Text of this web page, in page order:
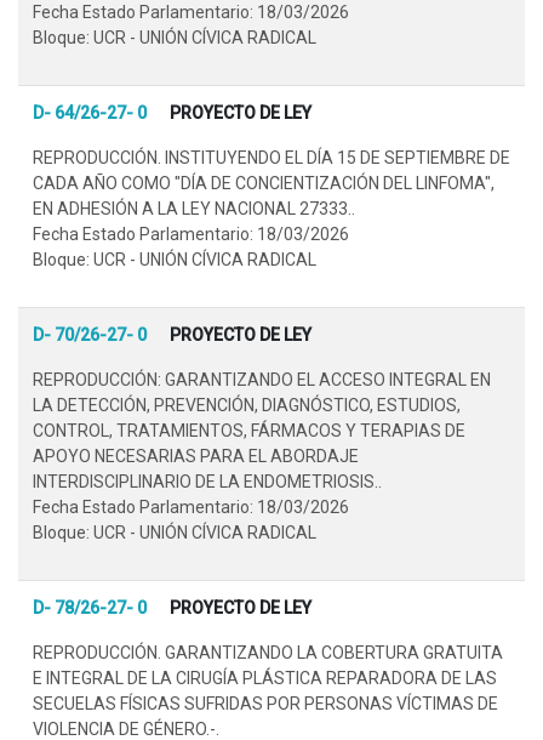
Fecha Estado Parlamentario: 18/03/2026
Bloque: UCR - UNIÓN CÍVICA RADICAL
D- 64/26-27- 0 PROYECTO DE LEY
REPRODUCCIÓN. INSTITUYENDO EL DÍA 15 DE SEPTIEMBRE DE
CADA AÑO COMO "DÍA DE CONCIENTIZACIÓN DEL LINFOMA",
EN ADHESIÓN A LA LEY NACIONAL 27333..
Fecha Estado Parlamentario: 18/03/2026
Bloque: UCR - UNIÓN CÍVICA RADICAL
D- 70/26-27- 0 PROYECTO DE LEY
REPRODUCCIÓN: GARANTIZANDO EL ACCESO INTEGRAL EN
LA DETECCIÓN, PREVENCIÓN, DIAGNÓSTICO, ESTUDIOS,
CONTROL, TRATAMIENTOS, FÁRMACOS Y TERAPIAS DE
APOYO NECESARIAS PARA EL ABORDAJE
INTERDISCIPLINARIO DE LA ENDOMETRIOSIS..
Fecha Estado Parlamentario: 18/03/2026
Bloque: UCR - UNIÓN CÍVICA RADICAL
D- 78/26-27- 0 PROYECTO DE LEY
REPRODUCCIÓN. GARANTIZANDO LA COBERTURA GRATUITA
E INTEGRAL DE LA CIRUGÍA PLÁSTICA REPARADORA DE LAS
SECUELAS FÍSICAS SUFRIDAS POR PERSONAS VÍCTIMAS DE
VIOLENCIA DE GÉNERO.-.